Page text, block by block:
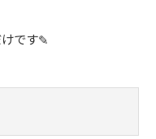
けです✎